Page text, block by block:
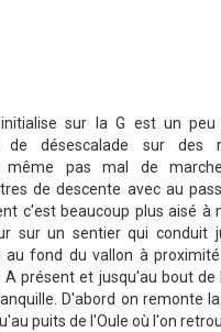
sur la G est un peu
de désescalade sur des
même pas mal de
de descente avec au
c'est beaucoup plus aisé à
sur un sentier qui conduit
au fond du vallon à
A présent et jusqu'au bout de
D'abord on remonte
puits de l'Oule où l'on